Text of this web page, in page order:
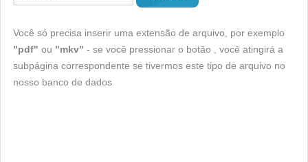
Você só precisa inserir uma extensão de arquivo, por exemplo
"pdf" ou "mkv" - se você pressionar o botão , você atingirá a
subpágina correspondente se tivermos este tipo de arquivo no
nosso banco de dados